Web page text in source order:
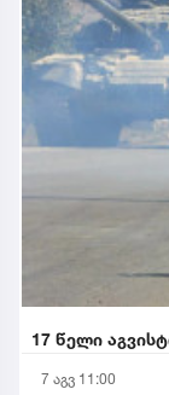
17 წელი
7 აგვ 11:00